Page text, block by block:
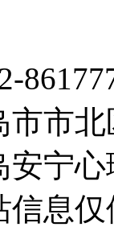
市市
安宁
信息